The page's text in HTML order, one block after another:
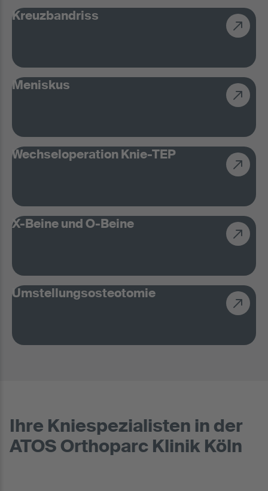
Kreuzbandriss
Meniskus
Wechseloperation Knie-TEP
X-Beine und O-Beine
Umstellungsosteotomie
Ihre Kniespezialisten in der
ATOS Orthoparc Klinik Köln